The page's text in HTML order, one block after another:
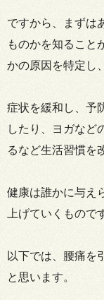
ですから、まずは
ものかを知ること
かの原因を特定し
症状を緩和し、予
したり、ヨガなど
るなど生活習慣を
健康は誰かに与え
上げていくもので
以下では、腰痛を
と思います。